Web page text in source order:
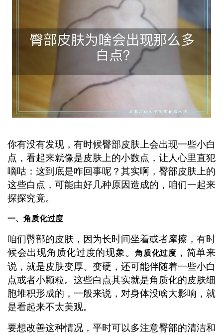
你有没有发现，有时候臀部皮肤上会出现一些小白
点，看起来就像是皮肤上的小数点，让人心里直犯
嘀咕：这到底是咋回事呢？其实啊，臀部皮肤上的
这些白点，可能由好几种原因造成的，咱们一起来
探探究竟。
一、角质化过度
咱们臀部的皮肤，因为长时间坐着或者摩擦，有时
候会出现角质化过度的现象。角质化过度 ，简单来
说，就是皮肤变厚、变硬，还可能伴随着一些小白
点或者小颗粒。这些白点其实就是角质化的皮肤细
胞堆积形成的，一般来说，对身体没啥大影响，就
是看起来不太美观。
要想改善这种情况，平时可以多注意臀部的清洁和